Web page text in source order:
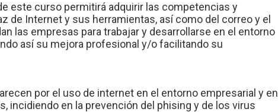
este curso permitirá adquirir las competencias y
de Internet y sus herramientas, así como del correo y el
las empresas para trabajar y desarrollarse en el entorno
así su mejora profesional y/o facilitando su
por el uso de internet en el entorno empresarial y en
incidiendo en la prevención del phising y de los virus